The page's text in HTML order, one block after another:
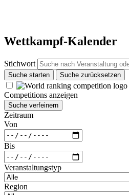
Wettkampf-Kalender
Stichwort
Suche starten Suche zurücksetzen
Competitions anzeigen
Suche verfeinern
Zeitraum
Von
Bis
Veranstaltungstyp
Region